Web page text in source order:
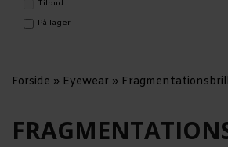
Tilbud
På lager
Forside » Eyewear »